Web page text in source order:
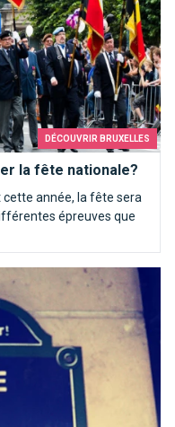
DÉCOUVRIR BRUXELLES
la fête nationale?
cette année, la fête sera
épreuves que